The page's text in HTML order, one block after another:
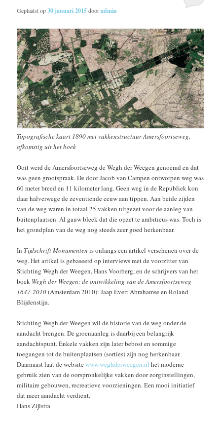
Geplaatst op30 januari 2015dooradmin
Topografische kaart 1890 met vakkenstructuur Amersfoortseweg,
afkomstig uit het boek
Ooit werd de Amersfoortseweg de Wegh der Weegen genoemd en dat
was geen grootspraak. De door Jacob van Campen ontworpen weg was
60 meter breed en 11 kilometer lang. Geen weg in de Republiek kon
daar halverwege de zeventiende eeuw aan tippen. Aan beide zijden
van de weg waren in totaal 25 vakken uitgezet voor de aanleg van
buitenplaatsen. Al gauw bleek dat die opzet te ambitieus was. Toch is
het grondplan van de weg nog steeds zeer goed herkenbaar.
In Tijdschrift Monumenten is onlangs een artikel verschenen over de
weg. Het artikel is gebaseerd op interviews met de voorzitter van
Stichting Wegh der Weegen, Hans Voorberg, en de schrijvers van het
boek Wegh der Weegen: de ontwikkeling van de Amersfoortseweg
1647-2010(Amsterdam 2010): Jaap Evert Abrahamse en Roland
Blijdenstijn.
Stichting Wegh der Weegen wil de historie van de weg onder de
aandacht brengen. De groenaanleg is daarbij een belangrijk
aandachtspunt. Enkele vakken zijn later bebost en sommige
toegangen tot de buitenplaatsen (sorties) zijn nog herkenbaar.
Daarnaast laat de websitewww.weghderweegen.nl het moderne
gebruik zien van de oorspronkelijke vakken door zorginstellingen,
militaire gebouwen, recreatieve voorzieningen. Een mooi initiatief
dat meer aandacht verdient.
Hans Zijlstra